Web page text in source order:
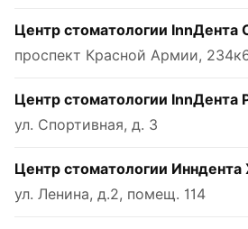
Центр стоматологии InnДента
проспект Красной Армии,
Центр стоматологии InnДента
ул. Спортивная, д. 3
Центр стоматологии Инндента
ул. Ленина, д.2, помещ. 114